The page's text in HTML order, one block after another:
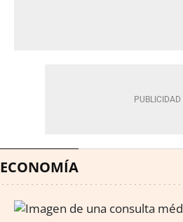
ECONOMÍA